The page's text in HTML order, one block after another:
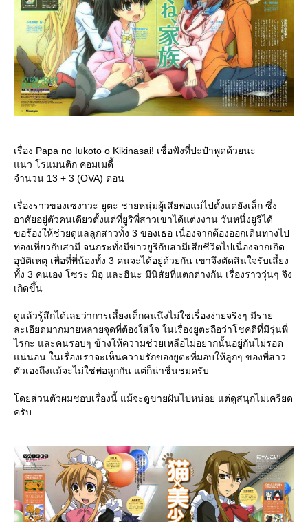
เรื่อง Papa no Iukoto o Kikinasai! เชื่อฟังที่ปะป๋าพูดด้วยนะ
นว โรแมนติก คอมเมดี้
จำนวน 13 + 3 (OVA) ตอน
เรื่องราวของเซงาวะ ยูตะ ชายหนุ่มผู้เสียพ่อแม่ไปตั้งแต่ยังเล็ก ซึ่ง
อาศัยอยู่ตัวคนเดียวตั้งแต่ที่ยูริพี่สาวเขาได้แต่งงาน วันหนึ่งยูริได้
ขอร้องให้ช่วยดูแลลูกสาวทั้ง 3 ของเธอ เนื่องจากต้องออกเดินทางไป
ท่องเที่ยวกับสามี จนกระทั่งมีข่าวยูริกับสามีเสียชีวิตไปเนื่องจากเกิด
อุบัติเหตุ เพื่อที่พี่น้องทั้ง 3 คนจะได้อยู่ด้วยกัน เขาจึงตัดสินใจรับเลี้ยง
ทั้ง 3 คนเอง โซระ มิอุ และฮินะ มีนิสัยที่แตกต่างกัน เรื่องราววุ่นๆ จึง
เกิดขึ้น
ดูแล้วรู้สึกได้เลยว่าการเลี้ยงเด็กคนนึงไม่ใช่เรื่องง่ายจริงๆ มีรา
ละเอียดมากมายหลายจุดที่ต้องใส่ใจ ในเรื่องยูตะถือว่าโชคดีที่มีรุ่นพี่
ไรกะ และคนรอบๆ ข้างให้ความช่วยเหลือไม่อยากนั้นอยู่กันไม่รอด
น่นอน ในเรื่องเราจะเห็นความรักของยูตะที่มอบให้ลูกๆ ของพี่สาว
ตัวเองถึงแม้จะไม่ใช่พ่อลูกกัน แต่ก็น่าชื่นชมครับ
ดยส่วนตัวผมชอบเรื่องนี้ แม้จะดูขายฝันไปหน่อย แต่ดูสนุกไม่เครียด
ครับ